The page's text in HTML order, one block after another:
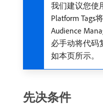
我们建议您使
Platform Tags
Audience
必手动将代码
如本页所示。
先决条件